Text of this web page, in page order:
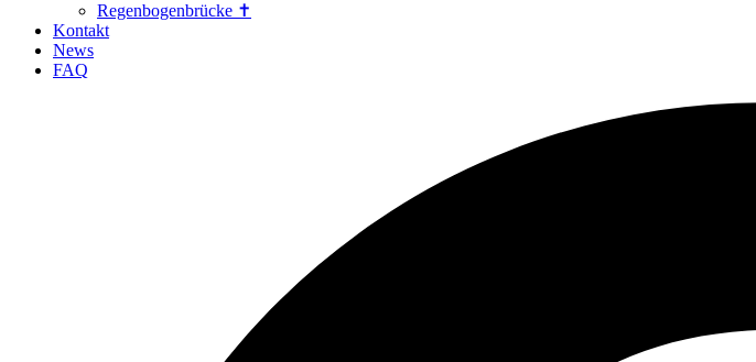
Regenbogenbrücke ✝
Kontakt
News
FAQ